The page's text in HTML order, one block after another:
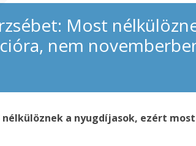
Most
nem
nélkülöznek a nyugdíjasok, ezért